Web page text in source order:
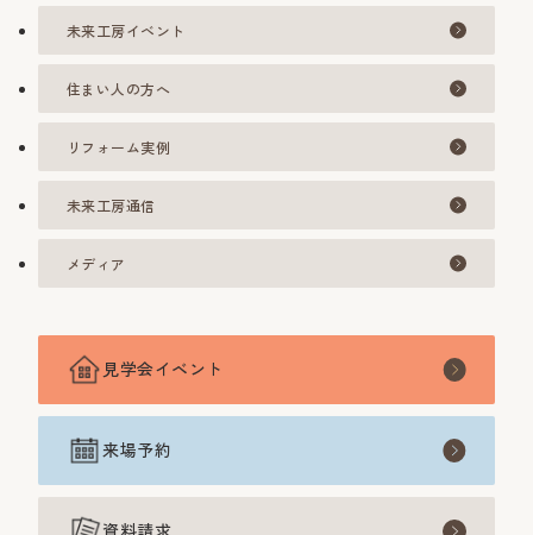
未来工房イベント
住まい人の方へ
リフォーム実例
未来工房通信
メディア
見学会イベント
来場予約